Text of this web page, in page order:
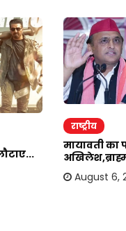
राष्ट्रीय
मायावती का
August 6,